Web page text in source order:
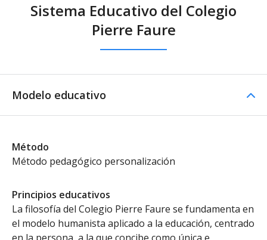
Sistema Educativo del Colegio
Pierre Faure
Modelo educativo
Método
Método pedagógico personalización
Principios educativos
La filosofía del Colegio Pierre Faure se fundamenta en
el modelo humanista aplicado a la educación, centrado